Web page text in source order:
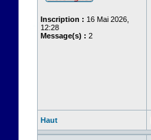
Inscription : 16 Mai 2026,
12:28
Message(s) : 2
Haut